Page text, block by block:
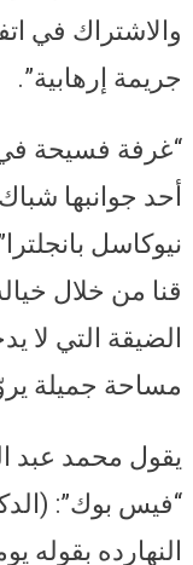
والاشتراك في
جريمة إرهابية”.
“غرفة فسيحة
أحد جوانبها
نيوكاسل
قنا من خلال
الضيقة التي لا
مساحة جميلة
يقول محمد عبد
“فيس بوك”:
النهارده بقوله